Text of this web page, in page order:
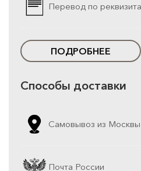
Перевод по
ПОДРОБНЕЕ
Способы доставки
Самовывоз из Москвы
Почта России